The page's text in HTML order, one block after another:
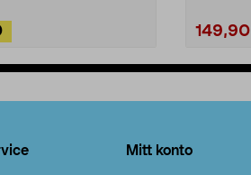
149,90
Mitt konto